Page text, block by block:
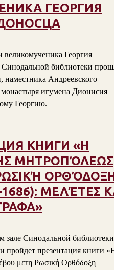
ГЕОРГИЯ
великомученика Георгия
библиотеки
наместника Андреевского
игумена Дионисия
Георгию.
КНИГИ «Η
ΜΗΤΡΟΠΌΛΕΩΣ
ΜΕΛΈΤΕΣ
зале Синодальной библиотеки
пройдет презентация книги
μετη Ρωσική Ορθόδοξη